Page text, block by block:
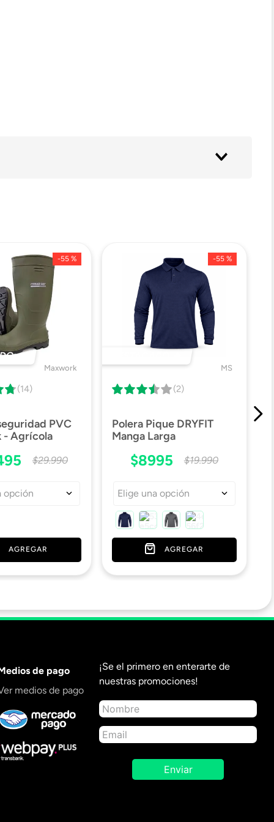
-55 %
🔥
Maxwork
(14)
PVC
- Agrícola
$29.990
opción
AGREGAR
-55 %
MS
(2)
Polera Pique DRYFIT
Manga Larga
$8995 $19.990
Elige una opción
AGREGAR
de pago
medios de pago
¡Se el primero en enterarte de
nuestras promociones!
Enviar